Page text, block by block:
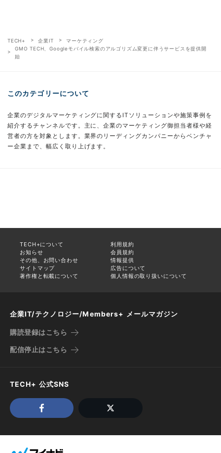
TECH+ 企業IT
マーケティング
GMO TECH、Googleモバイル検索のアルゴリズム変更に伴うサービスを提供開
始
このカテゴリーについて
企業のデジタルマーケティングに関するITソリューションや施策事例を
紹介するチャンネルです。主に、企業のマーケティング御担当者様や経
営者の方を対象とします。業界のリーディングカンパニーからベンチャ
ー企業まで、幅広く取り上げます。
TECH+について
利用規約
お知らせ
会員規約
その他、お問い合わせ
情報提供
サイトマップ
広告について
著作権と転載について
個人情報の取り扱いについて
企業IT/テクノロジー/Members+ メールマガジン
購読登録はこちら
配信停止はこちら
TECH+ 公式SNS